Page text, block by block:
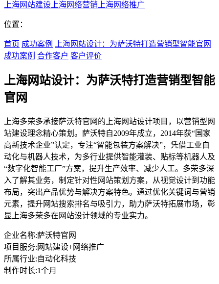
上海网站建设 上海网络营销 上海网络推广
位置：
首页 成功案例
上海网站设计：为萨沃特打造营销型智能官网
成功案例 合作客户 客户评价
上海网站设计：为萨沃特打造营销型智能
官网
上海多荣多承接萨沃特官网的上海网站设计项目，以营销型网
站建设理念精心策划。萨沃特自2009年成立，2014年获“国家
高新技术企业”认定，专注“智能包装方案解决”，凭借工业自
动化与机器人技术，为多行业提供智能灌装、贴标等机器人及
“数字化智能工厂”方案，提升生产效率、减少人工。多荣多深
入了解其业务，制定针对性网站策划方案，从视觉设计到功能
布局，突出产品优势与解决方案特色。通过优化关键词与营销
元素，提升网站搜索排名与吸引力，助力萨沃特拓展市场，彰
显上海多荣多在网站设计领域的专业实力。
企业名称:萨沃特官网
项目服务: 网站建设+网络推广
所属行业:自动化科技
制作时长:1个月